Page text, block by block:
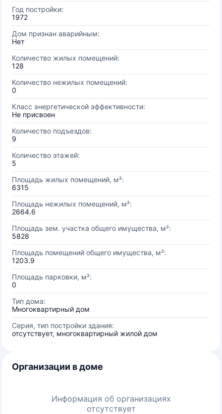
Год постройки:
1972
Дом признан аварийным:
Нет
Количество жилых помещений:
128
Количество нежилых помещений:
0
Класс энергетической эффективности:
Не присвоен
Количество подъездов:
9
Количество этажей:
5
Площадь жилых помещений, м²:
6315
Площадь нежилых помещений, м²:
2664.6
Площадь зем. участка общего имущества, м²:
5828
Площадь помещений общего имущества, м²:
1203.9
Площадь парковки, м²:
0
Тип дома:
Многоквартирный дом
Серия, тип постройки здания:
отсутствует, многоквартирный жилой дом
Организации в доме
Информация об организациях
отсутствует